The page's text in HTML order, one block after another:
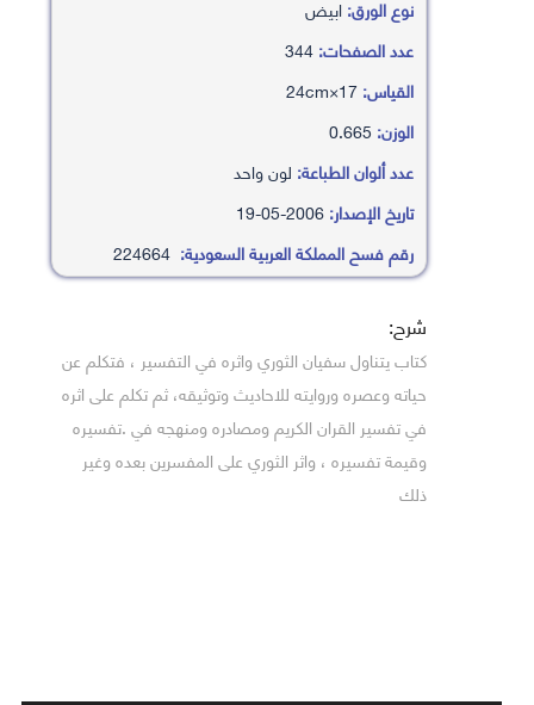
نوع الورق:ابيض
عدد الصفحات:
القياس:
الوزن:
عدد ألوان الطباعة: لون واحد
تاريخ الإصدار:
رقم فسح المملكة العربية السعودية:
شرح:
كتاب يتناول سفيان الثوري واثره في التفسير ، فتكلم عن
حياته وعصره وروايته للاحاديث وتوثيقه، ثم تكلم على اثره
في تفسير القران الكريم ومصادره ومنهجه في .تفسيره
وقيمة تفسيره ، واثر الثوري على المفسرين بعده وغير
ذلك